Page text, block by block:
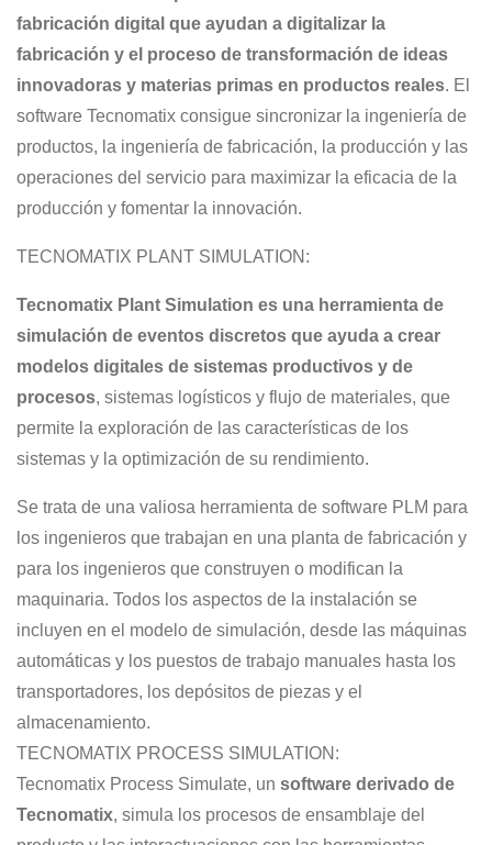
fabricación digital que ayudan a digitalizar la
fabricación y el proceso de transformación de ideas
innovadoras y materias primas en productos reales. El
software Tecnomatix consigue sincronizar la ingeniería de
productos, la ingeniería de fabricación, la producción y las
operaciones del servicio para maximizar la eficacia de la
producción y fomentar la innovación.
TECNOMATIX PLANT SIMULATION:
Tecnomatix Plant Simulation es una herramienta de
simulación de eventos discretos que ayuda a crear
modelos digitales de sistemas productivos y de
procesos, sistemas logísticos y flujo de materiales, que
permite la exploración de las características de los
sistemas y la optimización de su rendimiento.
Se trata de una valiosa herramienta de software PLM para
los ingenieros que trabajan en una planta de fabricación y
para los ingenieros que construyen o modifican la
maquinaria. Todos los aspectos de la instalación se
incluyen en el modelo de simulación, desde las máquinas
automáticas y los puestos de trabajo manuales hasta los
transportadores, los depósitos de piezas y el
almacenamiento.
TECNOMATIX PROCESS SIMULATION:
Tecnomatix Process Simulate, un software derivado de
Tecnomatix, simula los procesos de ensamblaje del